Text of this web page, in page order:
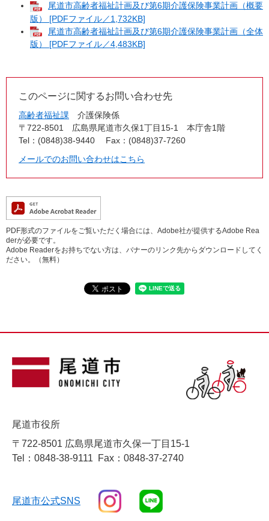
尾道市高齢者福祉計画及び第6期介護保険事業計画（概要
版） [PDFファイル／1,732KB]
尾道市高齢者福祉計画及び第6期介護保険事業計画（全体
版） [PDFファイル／4,483KB]
このページに関するお問い合わせ先
高齢者福祉課
介護保険係
〒722-8501
広島県尾道市久保1丁目15-1 本庁舎1階
Tel：(0848)38-9440
Fax：(0848)37-7260
メールでのお問い合わせはこちら
PDF形式のファイルをご覧いただく場合には、Adobe社が提供するAdobe Rea
derが必要です。
Adobe Readerをお持ちでない方は、バナーのリンク先からダウンロードしてく
ださい。（無料）
尾道市役所
〒722-8501 広島県尾道市久保一丁目15-1
Tel：0848-38-9111
Fax：0848-37-2740
尾道市公式SNS